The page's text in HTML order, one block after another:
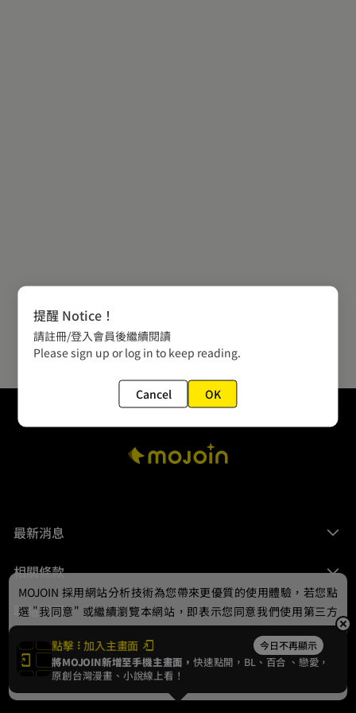
最新消息
相關條款
聯絡我們
© 2024 gamania Digital Entertainment Co., Ltd.
點擊 加入主畫面 今日不再顯示
將MOJOIN新增至手機主畫面，快速點開，BL、 百合 、戀愛，
原創台灣漫畫、小說線上看！
MOJOIN 採用網站分析技術為您帶來更優質的使用體驗，若您點
選 "我同意" 或繼續瀏覽本網站，即表示您同意我們使用第三方
Cookie，欲瞭解更多資訊請見隱私權政策。
我同意
提醒 Notice！
請註冊/登入會員後繼續閱讀
Please sign up or log in to keep reading.
Cancel OK